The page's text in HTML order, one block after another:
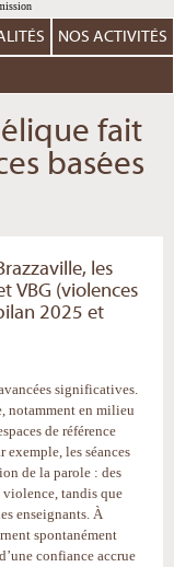
NOS ACTIVITÉS
fait
basées
les
VBG (violences
2025 et
significatives.
notamment en milieu
de référence
les séances
de la parole : des
tandis que
enseignants. À
spontanément
confiance accrue